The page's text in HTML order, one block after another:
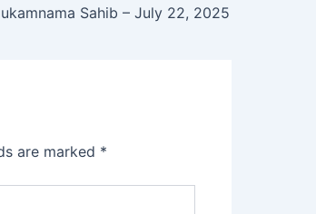
Sahib – July 22, 2025
are marked *